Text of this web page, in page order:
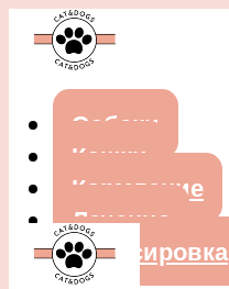
Собаки
Кошки
Кормление
Лечение
Дрессировка